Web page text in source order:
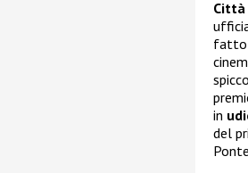
Città
fatto
in
del